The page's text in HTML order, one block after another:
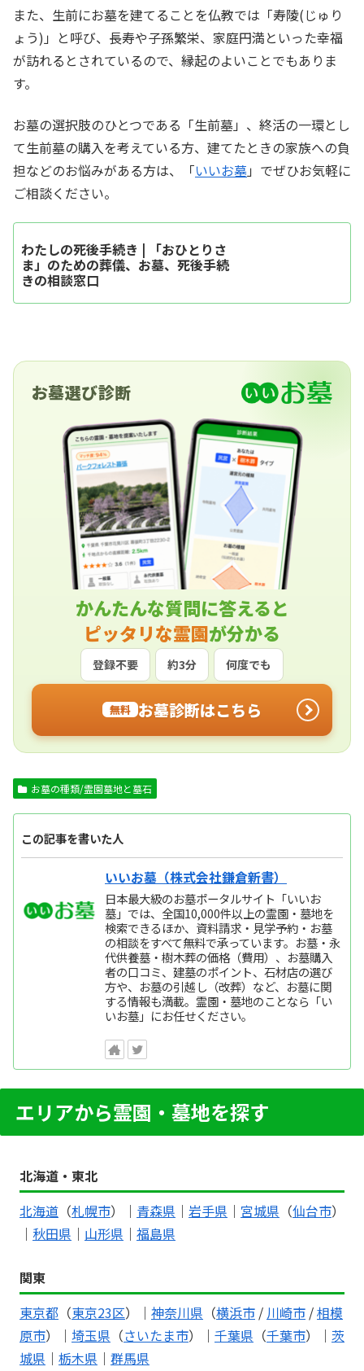
また、生前にお墓を建てることを仏教では「寿陵(じゅり
ょう)」と呼び、長寿や子孫繁栄、家庭円満といった幸福
が訪れるとされているので、縁起のよいことでもありま
す。
お墓の選択肢のひとつである「生前墓」、終活の一環とし
て生前墓の購入を考えている方、建てたときの家族への負
担などのお悩みがある方は、「いいお墓」でぜひお気軽に
ご相談ください。
わたしの死後手続き | 「おひとりさ
ま」のための葬儀、お墓、死後手続
きの相談窓口
お墓選び診断
かんたんな質問に答えると
ピッタリな霊園が分かる
登録不要 約3分 何度でも
無料 お墓診断はこちら
お墓の種類/霊園墓地と墓石
この記事を書いた人
いいお墓（株式会社鎌倉新書）
日本最大級のお墓ポータルサイト「いいお
墓」では、全国10,000件以上の霊園・墓地を
検索できるほか、資料請求・見学予約・お墓
の相談をすべて無料で承っています。お墓・永
代供養墓・樹木葬の価格（費用）、お墓購入
者の口コミ、建墓のポイント、石材店の選び
方や、お墓の引越し（改葬）など、お墓に関
する情報も満載。霊園・墓地のことなら「い
いお墓」にお任せください。
エリアから霊園・墓地を探す
北海道・東北
北海道 （札幌市）｜ 青森県 ｜ 岩手県 ｜ 宮城県 （仙台市）
｜ 秋田県 ｜ 山形県 ｜ 福島県
関東
東京都 （東京23区）｜ 神奈川県 （横浜市 / 川崎市 /相模
原市）｜ 埼玉県 （さいたま市）｜ 千葉県 （千葉市）｜ 茨
城県 ｜ 栃木県 ｜ 群馬県